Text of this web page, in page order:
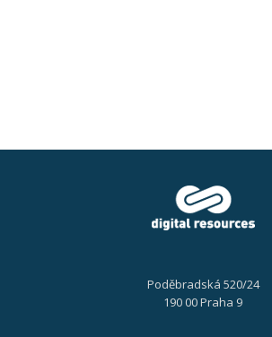
Poděbradská 520/24
190 00 Praha 9